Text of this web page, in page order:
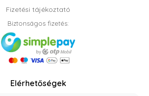
Fizetési tájékoztató
Biztonságos fizetés:
Elérhetőségek